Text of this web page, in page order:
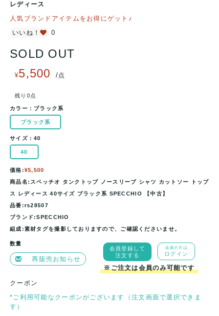
レディース
人気ブランドアイテムをお得にゲット♪
いいね！
0
SOLD OUT
¥5,500 /点
残り0点
カラー： ブラック系
ブラック系
サイズ：40
40
価格:¥5,500
商品名:スペッチオ タンクトップ ノースリーブ シャツ カットソー トップ
ス レディース 40サイズ ブラック系 SPECCHIO 【中古】
品番:rs28507
ブランド:SPECCHIO
組成:素材タグを撮影しておりますので、ご確認くださいませ。
数量
再販売お知らせ
会員登録して
注文する
会員の方は
ログイン
※ご注文は会員のみ可能です
クーポン
*ご利用可能なクーポンがございます（注文画面で選択できま
す）